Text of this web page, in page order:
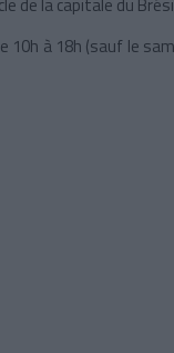
de la capitale du
10h à 18h (sauf le